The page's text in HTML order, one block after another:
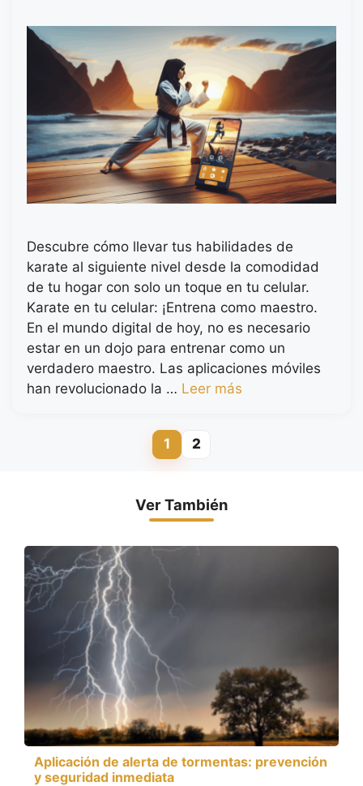
Descubre cómo llevar tus habilidades de
karate al siguiente nivel desde la comodidad
de tu hogar con solo un toque en tu celular.
Karate en tu celular: ¡Entrena como maestro.
En el mundo digital de hoy, no es necesario
estar en un dojo para entrenar como un
verdadero maestro. Las aplicaciones móviles
han revolucionado la … Leer más
Página
1 Página
2
Ver También
Aplicación de alerta de tormentas: prevención
y seguridad inmediata